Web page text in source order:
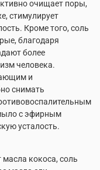
очищает поры,
стимулирует
Кроме того, соль
благодаря
более
человека.
и
снимать
с эфирным
усталость.
кокоса, соль